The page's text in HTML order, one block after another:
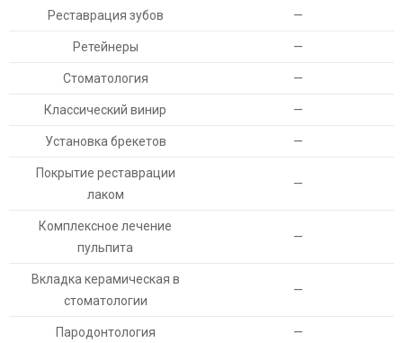
Реставрация зубов —
Ретейнеры —
Стоматология —
Классический винир —
Установка брекетов —
Покрытие реставрации
лаком
—
Комплексное лечение
пульпита
—
Вкладка керамическая в
стоматологии
—
Пародонтология —